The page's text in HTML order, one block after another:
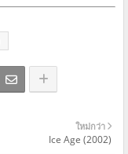
ใหม่กว่า
Ice Age (2002)